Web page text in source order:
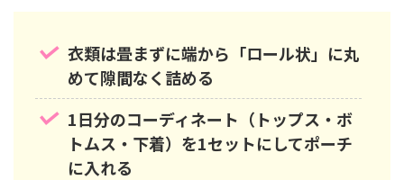
衣類は畳まずに端から「ロール状」に丸
めて隙間なく詰める
1日分のコーディネート（トップス・ボ
トムス・下着）を1セットにしてポーチ
に入れる